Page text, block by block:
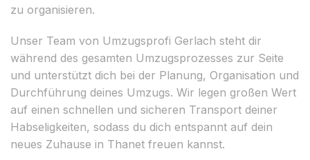
zu organisieren.
Unser Team von Umzugsprofi Gerlach steht dir
während des gesamten Umzugsprozesses zur Seite
und unterstützt dich bei der Planung, Organisation und
Durchführung deines Umzugs. Wir legen großen Wert
auf einen schnellen und sicheren Transport deiner
Habseligkeiten, sodass du dich entspannt auf dein
neues Zuhause in Thanet freuen kannst.